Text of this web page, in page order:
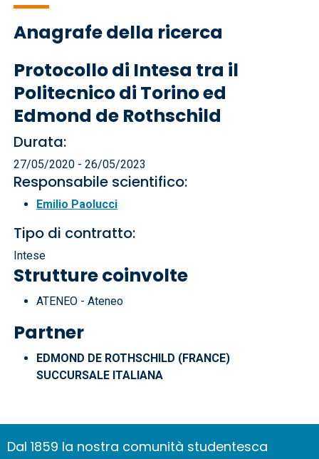
Anagrafe della ricerca
Protocollo di Intesa tra il
Politecnico di Torino ed
Edmond de Rothschild
Durata:
27/05/2020 - 26/05/2023
Responsabile scientifico:
Emilio Paolucci
Tipo di contratto:
Intese
Strutture coinvolte
ATENEO - Ateneo
Partner
EDMOND DE ROTHSCHILD (FRANCE)
SUCCURSALE ITALIANA
Dal 1859 la nostra comunità studentesca